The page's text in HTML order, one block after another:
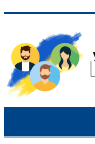
вмісту